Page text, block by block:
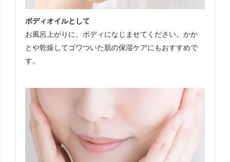
ボディオイルとして
お風呂上がりに、ボディになじませてください。かか
とや乾燥してゴワついた肌の保湿ケアにもおすすめで
す。